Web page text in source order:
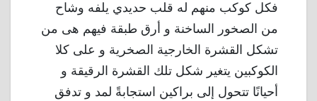
فكل كوكب منهم له قلب حديدي يلفه وشاح
من الصخور الساخنة و أرق طبقة فيهم هى من
تشكل القشرة الخارجية الصخرية و على كلا
الكوكبين يتغير شكل تلك القشرة الرقيقة و
أحيانًا تتحول إلى براكين استجابةً لمد و تدفق